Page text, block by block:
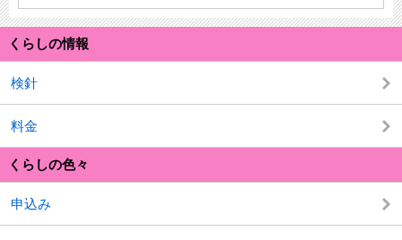
くらしの情報
検針
料金
くらしの色々
申込み